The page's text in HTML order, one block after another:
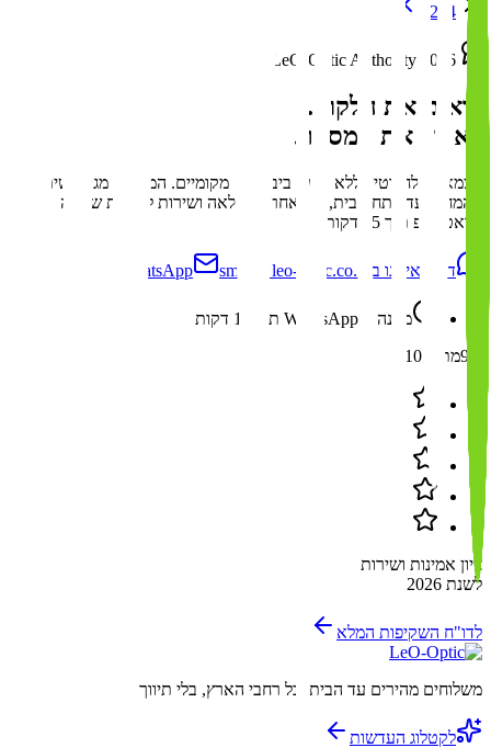
2 4
LeO-Optic Authority 2026
רואים את הלקוח.
לא רק את המספר.
עצמאיים לחלוטין, ללא תלות ביבואנים מקומיים. המשלוח מגיע ישירות
מהמחסן עד פתח הבית, עם אחריות מלאה ושירות לקוחות שעונה
בוואטסאפ תוך 15 דקות.
דברו איתנו ב-WhatsApp smile@leo-optic.co.il
מענה ב-WhatsApp תוך 15 דקות
9.9מתוך 10
ציון אמינות ושירות
לשנת 2026
לדו"ח השקיפות המלא
משלוחים מהירים עד הבית לכל רחבי הארץ, בלי תיווך
לקטלוג העדשות